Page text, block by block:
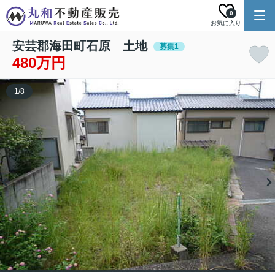
お気に入り
0
安芸郡海田町石原 土地 募集1
480万円
1/8